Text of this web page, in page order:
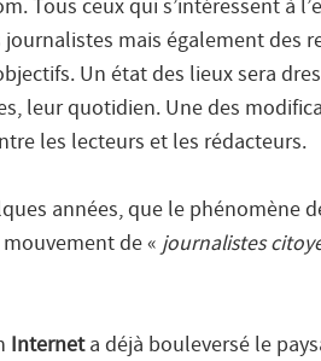
Tous ceux qui s’intéressent à
mais également des
Un état des lieux sera
leur quotidien. Une des
les lecteurs et les rédacteurs.
années, que le phénomène
de « journalistes
Internet a déjà bouleversé le